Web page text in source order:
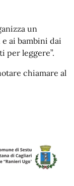
un
ai bambini dai
per leggere”.
chiamare al